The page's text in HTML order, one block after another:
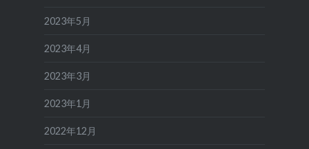
2023年5月
2023年4月
2023年3月
2023年1月
2022年12月